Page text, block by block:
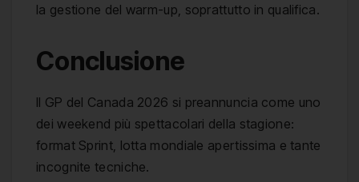
la gestione del warm-up, soprattutto in qualifica.
Conclusione
Il GP del Canada 2026 si preannuncia come uno
dei weekend più spettacolari della stagione:
format Sprint, lotta mondiale apertissima e tante
incognite tecniche.